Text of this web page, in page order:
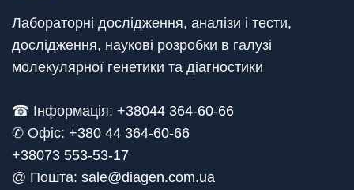
Лабораторні дослідження, аналізи і тести,
дослідження, наукові розробки в галузі
молекулярної генетики та діагностики
☎ Інформація: +38044 364-60-66
✆ Офіс: +380 44 364-60-66
+38073 553-53-17
@ Пошта: sale@diagen.com.ua